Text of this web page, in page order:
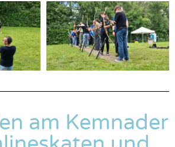
am Kemnader